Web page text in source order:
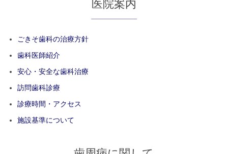
医院案内
ごきそ歯科の治療方針
歯科医師紹介
安心・安全な歯科治療
訪問歯科診療
診療時間・アクセス
施設基準について